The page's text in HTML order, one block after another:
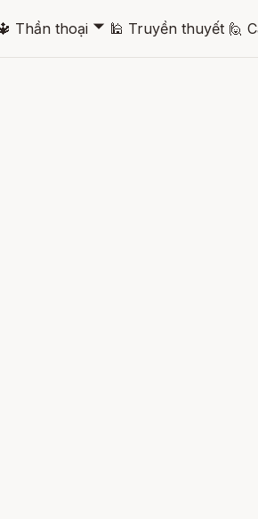
Thần thoại 🞃 🕌 Truyền thuyết 🙋